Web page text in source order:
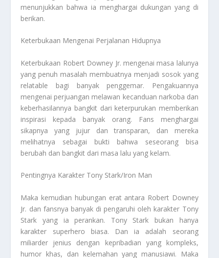
menunjukkan bahwa ia menghargai dukungan yang di
berikan.
Keterbukaan Mengenai Perjalanan Hidupnya
Keterbukaan Robert Downey Jr. mengenai masa lalunya
yang penuh masalah membuatnya menjadi sosok yang
relatable bagi banyak penggemar. Pengakuannya
mengenai perjuangan melawan kecanduan narkoba dan
keberhasilannya bangkit dari keterpurukan memberikan
inspirasi kepada banyak orang. Fans menghargai
sikapnya yang jujur dan transparan, dan mereka
melihatnya sebagai bukti bahwa seseorang bisa
berubah dan bangkit dari masa lalu yang kelam.
Pentingnya Karakter Tony Stark/Iron Man
Maka kemudian hubungan erat antara Robert Downey
Jr. dan fansnya banyak di pengaruhi oleh karakter Tony
Stark yang ia perankan. Tony Stark bukan hanya
karakter superhero biasa. Dan ia adalah seorang
miliarder jenius dengan kepribadian yang kompleks,
humor khas, dan kelemahan yang manusiawi. Maka